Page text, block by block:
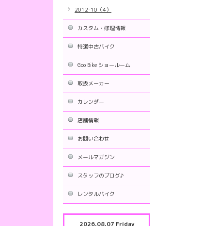
2012-10（4）
カスタム・修理情報
特選中古バイク
Goo Bike ショールーム
取扱メーカー
カレンダー
店舗情報
お問い合わせ
メールマガジン
スタッフのブログ♪
レンタルバイク
2026.08.07 Friday